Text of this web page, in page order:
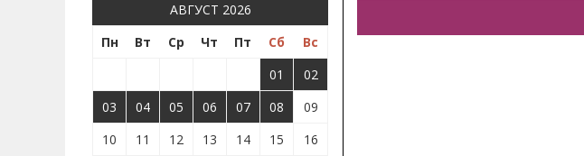
АВГУСТ 2026
Пн
Вт Ср Чт Пт Сб
Вс
01
02
03
04 05 06 07 08
09
10
11 12 13 14 15
16